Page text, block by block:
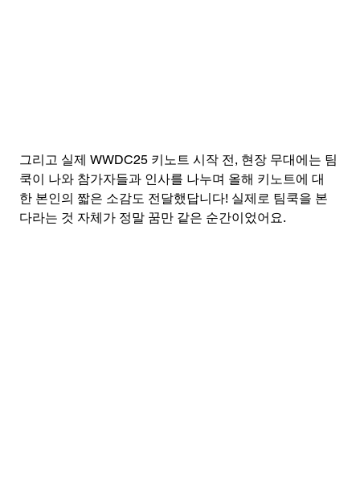
그리고 실제 WWDC25 키노트 시작 전, 현장 무대에는 팀
쿡이 나와 참가자들과 인사를 나누며 올해 키노트에 대
한 본인의 짧은 소감도 전달했답니다! 실제로 팀쿡을 본
다라는 것 자체가 정말 꿈만 같은 순간이었어요.